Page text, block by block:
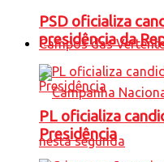
Campos das
PSD oficializa
presidência da
PL oficializa
Presidência